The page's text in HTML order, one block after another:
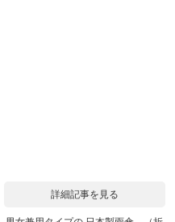
詳細記事を見る